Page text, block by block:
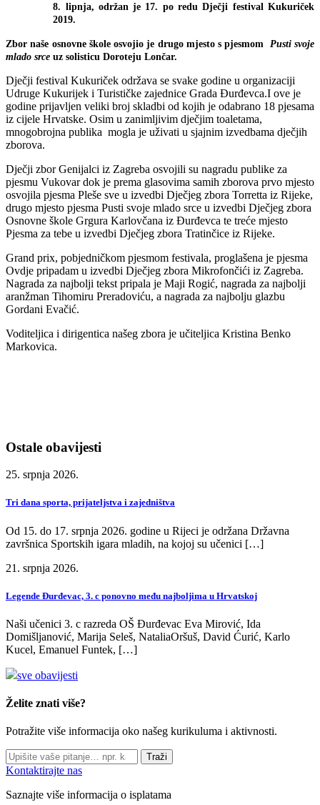
8. lipnja, održan je 17. po redu Dječji festival Kukuriček
2019.
Zbor naše osnovne škole osvojio je drugo mjesto s pjesmom Pusti svoje
mlado srce uz solisticu Doroteju Lončar.
Dječji festival Kukuriček održava se svake godine u organizaciji
Udruge Kukurijek i Turističke zajednice Grada Đurđevca.I ove je
godine prijavljen veliki broj skladbi od kojih je odabrano 18 pjesama
iz cijele Hrvatske. Osim u zanimljivim dječjim toaletama,
mnogobrojna publika mogla je uživati u sjajnim izvedbama dječjih
zborova.
Dječji zbor Genijalci iz Zagreba osvojili su nagradu publike za
pjesmu Vukovar dok je prema glasovima samih zborova prvo mjesto
osvojila pjesma Pleše sve u izvedbi Dječjeg zbora Torretta iz Rijeke,
drugo mjesto pjesma Pusti svoje mlado srce u izvedbi Dječjeg zbora
Osnovne škole Grgura Karlovčana iz Đurđevca te treće mjesto
Pjesma za tebe u izvedbi Dječjeg zbora Tratinčice iz Rijeke.
Grand prix, pobjedničkom pjesmom festivala, proglašena je pjesma
Ovdje pripadam u izvedbi Dječjeg zbora Mikrofončići iz Zagreba.
Nagrada za najbolji tekst pripala je Maji Rogić, nagrada za najbolji
aranžman Tihomiru Preradoviću, a nagrada za najbolju glazbu
Gordani Evačić.
Voditeljica i dirigentica našeg zbora je učiteljica Kristina Benko
Markovica.
Ostale obavijesti
25. srpnja 2026.
Tri dana sporta, prijateljstva i zajedništva
Od 15. do 17. srpnja 2026. godine u Rijeci je održana Državna
završnica Sportskih igara mladih, na kojoj su učenici […]
21. srpnja 2026.
Legende Đurđevac, 3. c ponovno među najboljima u Hrvatskoj
Naši učenici 3. c razreda OŠ Đurđevac Eva Mirović, Ida
Domišljanović, Marija Seleš, NataliaOršuš, David Ćurić, Karlo
Kucel, Emanuel Funtek, […]
sve obavijesti
Želite znati više?
Potražite više informacija oko našeg kurikuluma i aktivnosti.
Traži
Kontaktirajte nas
Saznajte više informacija o isplatama